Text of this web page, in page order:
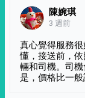
陳婉琪
3 週前
真心覺得服務
懂，接送前，
輛和司機。司
是，價格比一